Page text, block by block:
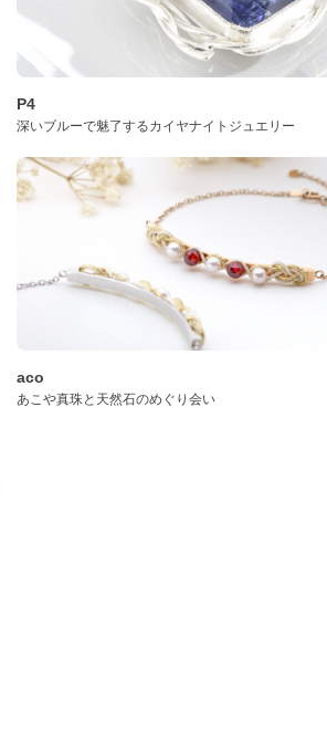
P4
深いブルーで魅了するカイヤナイトジュエリー
aco
あこや真珠と天然石のめぐり会い